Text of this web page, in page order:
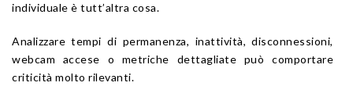
individuale è tutt’altra cosa.
Analizzare tempi di permanenza, inattività, disconnessioni,
webcam accese o metriche dettagliate può comportare
criticità molto rilevanti.